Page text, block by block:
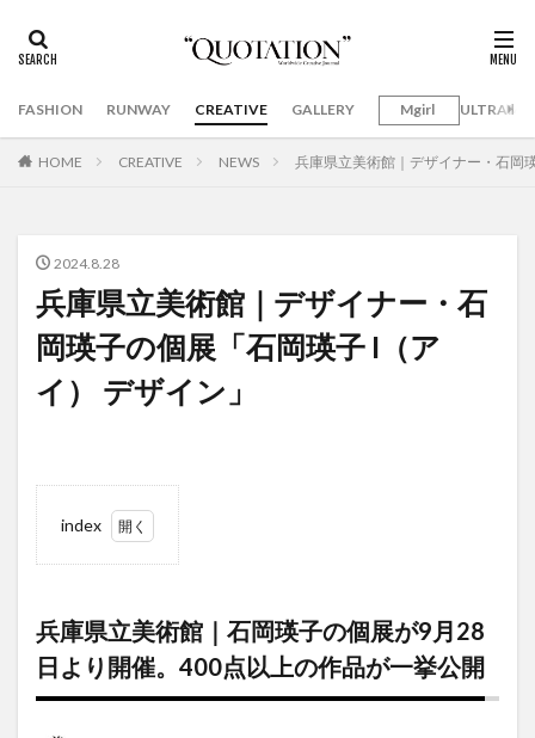
FASHION RUNWAY CREATIVE GALLERY Mgirl
HOME CREATIVE NEWS 兵庫県立美術館｜デザイナー・石岡
2024.8.28
兵庫県立美術館｜デザイナー・石
岡瑛子の個展「石岡瑛子 I（ア
イ） デザイン」
index
1
美術
館｜
石岡
瑛子
兵庫県立美術館｜石岡瑛子の個展が9月28
日より開催。400点以上の作品が一挙公開